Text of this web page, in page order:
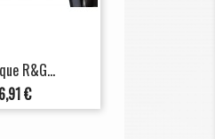
R&G...
€